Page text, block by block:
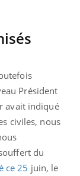
Président
avait indiqué
civiles, nous
du
ce 25 juin, le